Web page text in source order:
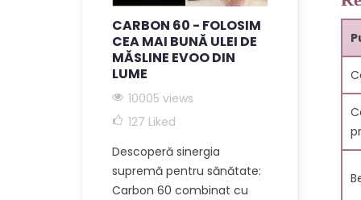
CARBON 60 - FOLOSIM
CEA MAI BUNĂ ULEI DE
MĂSLINE EVOO DIN
LUME
10005 views
127 Liked
Descoperă sinergia
supremă pentru sănătate:
Carbon 60 combinat cu
C60 +
EXTRA
holistică a
sănătate
privind
măsline.